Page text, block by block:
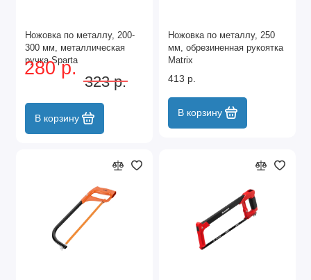
Ножовка по металлу, 200-
300 мм, металлическая
ручка Sparta
280 р.
323 р.
В корзину
Ножовка по металлу, 250
мм, обрезиненная рукоятка
Matrix
413 р.
В корзину